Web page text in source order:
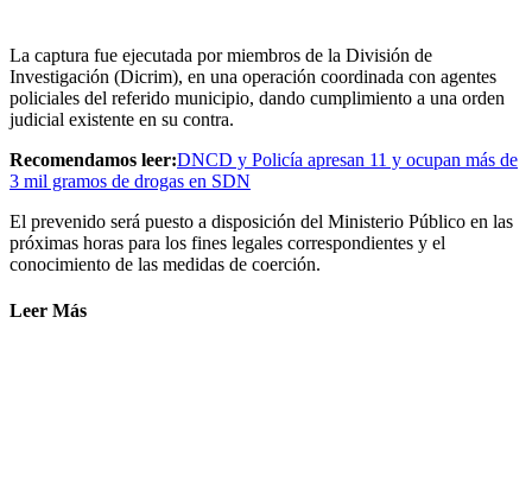
La captura fue ejecutada por miembros de la División de
Investigación (Dicrim), en una operación coordinada con agentes
policiales del referido municipio, dando cumplimiento a una orden
judicial existente en su contra.
Recomendamos leer:DNCD y Policía apresan 11 y ocupan más de
3 mil gramos de drogas en SDN
El prevenido será puesto a disposición del Ministerio Público en las
próximas horas para los fines legales correspondientes y el
conocimiento de las medidas de coerción.
Leer Más